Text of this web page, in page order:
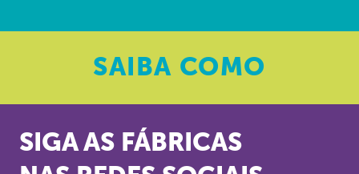
SAIBA COMO
SIGA AS FÁBRICAS